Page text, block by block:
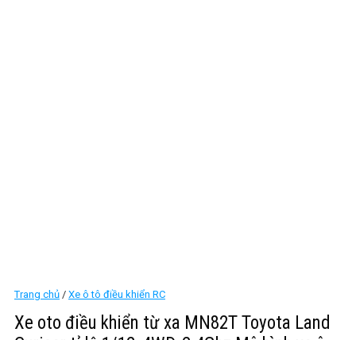
Trang chủ / Xe ô tô điều khiển RC
Xe oto điều khiển từ xa MN82T Toyota Land